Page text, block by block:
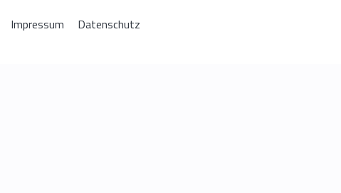
Impressum Datenschutz